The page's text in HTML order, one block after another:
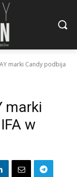
marki Candy podbija
marki
w